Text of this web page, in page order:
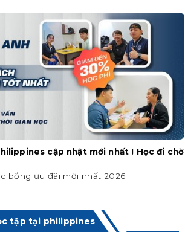
cập nhật mới nhất ! Học đi chờ
bổng ưu đãi mới nhất 2026
tập tại philippines